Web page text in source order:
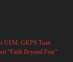
UEM, GKPS Tuan
“Faith Beyond Fear”